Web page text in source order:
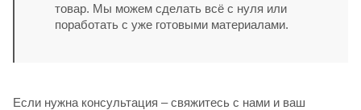
товар. Мы можем сделать всё с нуля или
поработать с уже готовыми материалами.
Если нужна консультация – свяжитесь с нами и ваш